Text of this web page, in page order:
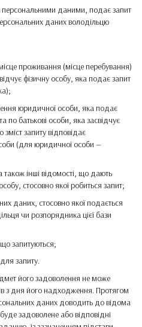
персональними даними, подає запит
даних володільцю
проживання (місце перебування)
фізичну особу, яка подає запит
юридичної особи, яка подає
по батькові особи, яка засвідчує
запиту відповідає
(для юридичної особи —
також інші відомості, що дають
стосовно якої робиться запит;
даних, стосовно якої подається
чи розпорядника цієї бази
запитуються;
запиту.
його задоволення не може
з дня його надходження. Протягом
даних доводить до відома
задоволене або відповідні